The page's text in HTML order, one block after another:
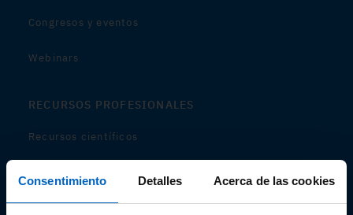
Consentimiento Detalles Acerca de las cookies
Congresos y eventos
Webinars
RECURSOS PROFESIONALES
Recursos científicos
Audiovisual